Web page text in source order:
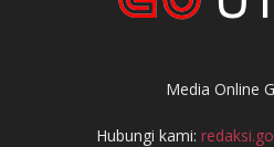
Media Online
Hubungi kami: